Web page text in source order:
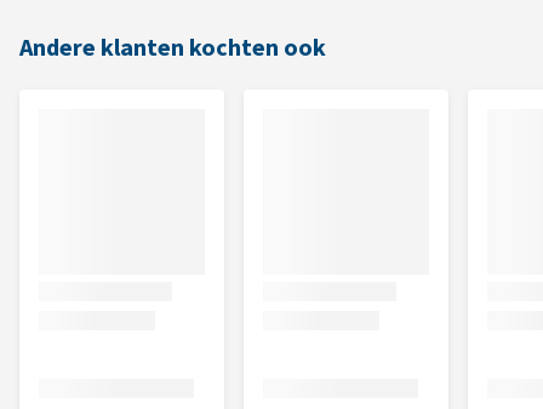
Andere klanten kochten ook